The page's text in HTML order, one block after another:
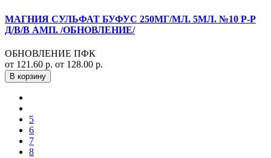
МАГНИЯ СУЛЬФАТ БУФУС 250МГ/МЛ. 5МЛ. №10 Р-Р
Д/В/В АМП. /ОБНОВЛЕНИЕ/
ОБНОВЛЕНИЕ ПФК
от 121.60 р. от 128.00 р.
В корзину
5
6
7
8